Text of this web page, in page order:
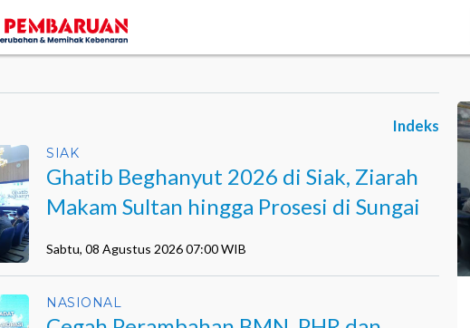
Indeks
SIAK
Ghatib Beghanyut 2026 di Siak, Ziarah
Makam Sultan hingga Prosesi di Sungai
Sabtu, 08 Agustus 2026 07:00 WIB
NASIONAL